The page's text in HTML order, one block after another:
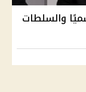
والسلطات